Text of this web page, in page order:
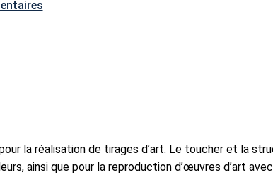
la réalisation de tirages d’art. Le toucher et la
ainsi que pour la reproduction d’œuvres d’art